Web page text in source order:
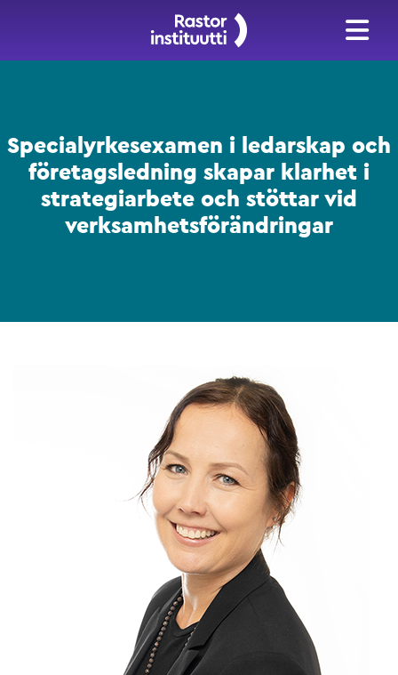
Specialyrkesexamen i ledarskap och
företagsledning skapar klarhet i
strategiarbete och stöttar vid
verksamhetsförändringar